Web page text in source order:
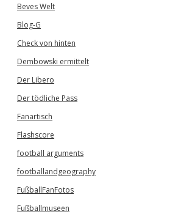
Beves Welt
Blog-G
Check von hinten
Dembowski ermittelt
Der Libero
Der tödliche Pass
Fanartisch
Flashscore
football arguments
footballandgeography
FußballFanFotos
Fußballmuseen